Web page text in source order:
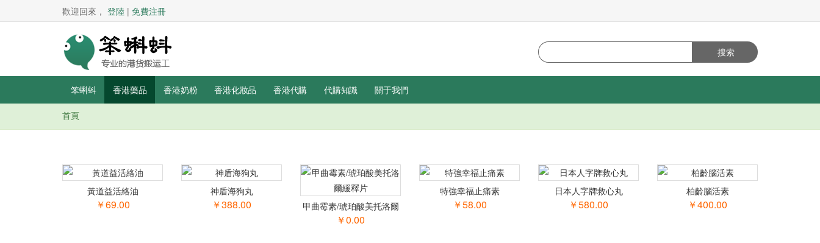
歡迎回來， 登陸 | 免費注冊
笨蝌蚪 香港藥品 香港奶粉 香港化妝品 香港代購 代購知識 關于我們
你在這里
首頁
黃道益活絡油
￥69.00
神盾海狗丸
￥388.00
甲曲霉素/琥珀酸美托洛爾
緩釋片
￥0.00
特強幸福止痛素
￥58.00
日本人字牌救心丸
￥580.00
柏齡腦活素
￥400.00